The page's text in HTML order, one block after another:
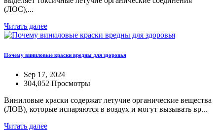
(ЛОС),...
Читать далее
Почему виниловые краски вредны для здоровья
Sep 17, 2024
304,052 Просмотры
Виниловые краски содержат летучие органические вещества
(ЛОВ), которые испаряются в воздух и могут вызывать вр...
Читать далее